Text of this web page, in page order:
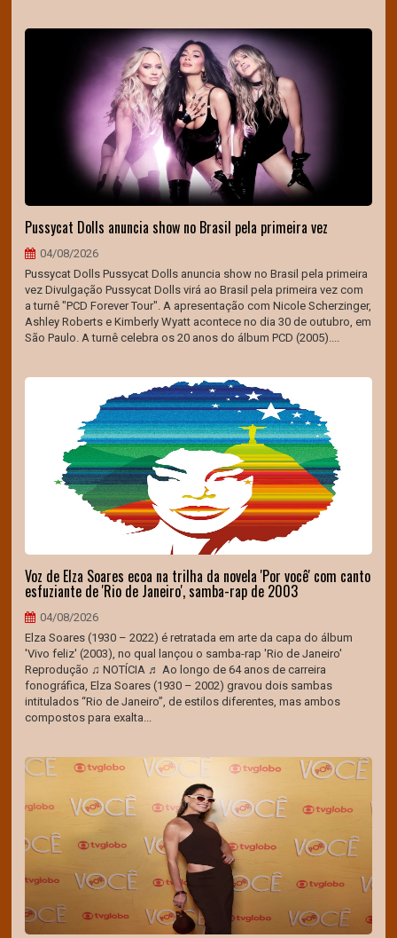
Pussycat Dolls anuncia show no Brasil pela primeira vez
04/08/2026
Pussycat Dolls Pussycat Dolls anuncia show no Brasil pela primeira
vez Divulgação Pussycat Dolls virá ao Brasil pela primeira vez com
a turnê "PCD Forever Tour". A apresentação com Nicole Scherzinger,
Ashley Roberts e Kimberly Wyatt acontece no dia 30 de outubro, em
São Paulo. A turnê celebra os 20 anos do álbum PCD (2005)....
Voz de Elza Soares ecoa na trilha da novela 'Por você' com canto
esfuziante de 'Rio de Janeiro', samba-rap de 2003
04/08/2026
Elza Soares (1930 – 2022) é retratada em arte da capa do álbum
'Vivo feliz' (2003), no qual lançou o samba-rap 'Rio de Janeiro'
Reprodução ♫ NOTÍCIA ♬ Ao longo de 64 anos de carreira
fonográfica, Elza Soares (1930 – 2002) gravou dois sambas
intitulados “Rio de Janeiro”, de estilos diferentes, mas ambos
compostos para exalta...